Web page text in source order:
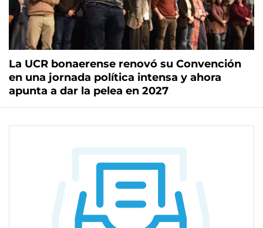
La UCR bonaerense renovó su Convención
en una jornada política intensa y ahora
apunta a dar la pelea en 2027